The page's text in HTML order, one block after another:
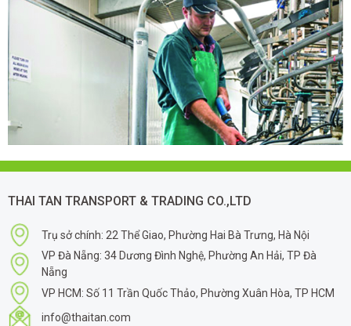
THAI TAN TRANSPORT & TRADING CO.,LTD
Trụ sở chính: 22 Thể Giao, Phường Hai Bà Trưng, Hà Nội
VP Đà Nẵng: 34 Dương Đình Nghệ, Phường An Hải, TP Đà
Nẵng
VP HCM: Số 11 Trần Quốc Thảo, Phường Xuân Hòa, TP HCM
info@thaitan.com